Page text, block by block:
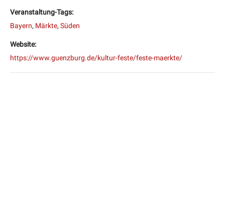
Veranstaltung-Tags:
Bayern, Märkte, Süden
Website:
https://www.guenzburg.de/kultur-feste/feste-maerkte/